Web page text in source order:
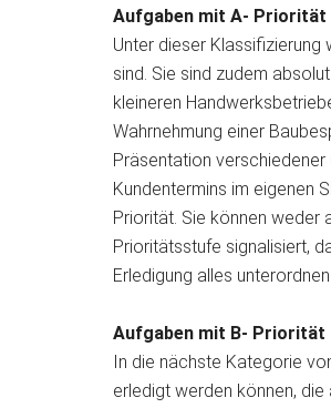
Aufgaben mit A- Priorität
Unter dieser Klassifizierung
sind. Sie sind zudem
kleineren
Wahrnehmung einer
Präsentation
Kundentermins im eigenen
Priorität. Sie können weder
Prioritätsstufe signalisiert,
Erledigung alles
Aufgaben mit B- Priorität
In die nächste Kategorie
erledigt werden können,